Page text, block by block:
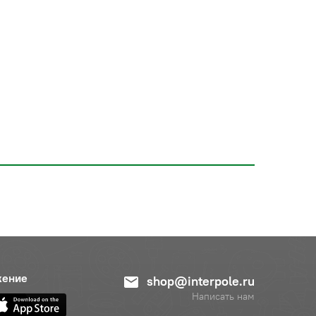
shop@interpole.ru
Написать нам